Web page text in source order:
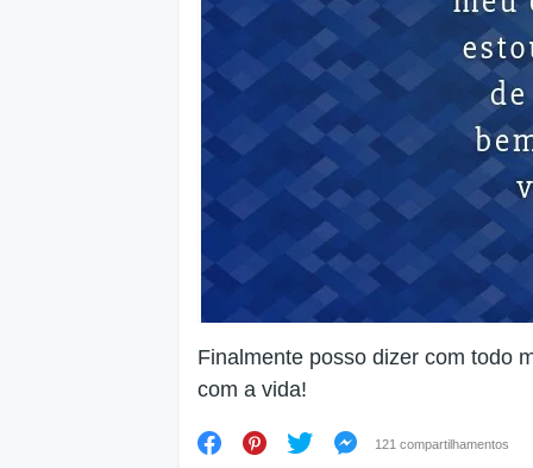
Finalmente posso dizer com todo
com a vida!
121 compartilhamentos